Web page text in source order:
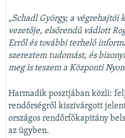
„Schadl György, a végrehajtói
vezetője, elsőrendű vádlott
Erről és további terhelő
szereztem tudomást, és
meg is teszem a Központi
Harmadik posztjában közli:
rendőrségről kiszivárgott
országos rendőrfőkapitány
az ügyben.